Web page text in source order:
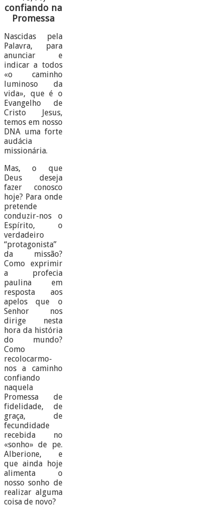
confiando na
Promessa
Nascidas pela
Palavra, para
anunciar e
indicar a todos
«o caminho
luminoso da
vida», que é o
Evangelho de
Cristo Jesus,
temos em nosso
DNA uma forte
audácia
missionária.
Mas, o que
Deus deseja
fazer conosco
hoje? Para onde
pretende
conduzir-nos o
Espírito, o
verdadeiro
“protagonista”
da missão?
Como exprimir
a profecia
paulina em
resposta aos
apelos que o
Senhor nos
dirige nesta
hora da história
do mundo?
Como
recolocarmo-
nos a caminho
confiando
naquela
Promessa de
fidelidade, de
graça, de
fecundidade
recebida no
«sonho» de pe.
Alberione, e
que ainda hoje
alimenta o
nosso sonho de
realizar alguma
coisa de novo?